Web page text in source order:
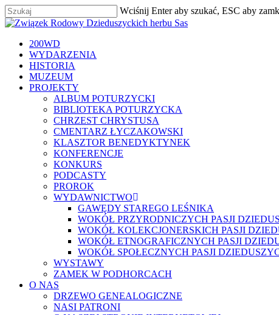
Skip
to
content
Wciśnij Enter aby szukać, ESC aby
Zamknij
szukaj
Menu
200WD
WYDARZENIA
HISTORIA
MUZEUM
PROJEKTY
ALBUM POTURZYCKI
BIBLIOTEKA POTURZYCKA
CHRZEST CHRYSTUSA
CMENTARZ ŁYCZAKOWSKI
KLASZTOR BENEDYKTYNEK
KONFERENCJE
KONKURS
PODCASTY
PROROK
WYDAWNICTWO
GAWĘDY STAREGO LEŚNIKA
WOKÓŁ PRZYRODNICZYCH PASJI
WOKÓŁ KOLEKCJONERSKICH PASJI
WOKÓŁ ETNOGRAFICZNYCH PASJI
WOKÓŁ SPOŁECZNYCH PASJI
WYSTAWY
ZAMEK W PODHORCACH
O NAS
DRZEWO GENEALOGICZNE
NASI PATRONI